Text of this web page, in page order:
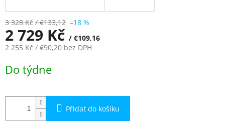
3 328 Kč / €133,12 –18 %
2 729 Kč / €109,16
2 255 Kč / €90,20 bez DPH
cena:
Do týdne
Přidat do košíku